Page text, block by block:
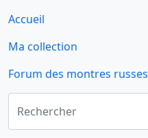
Accueil
Ma collection
Forum des montres russes